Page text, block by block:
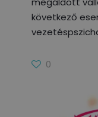
következő
0